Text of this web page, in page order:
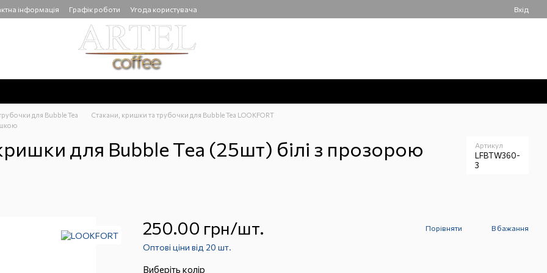
інформація Графік роботи Угода користувача Вхід
для Bubble Tea
Стакани, кришки та трубочки для Bubble Tea LOOKFORT
для Bubble Tea (25шт) білі з прозорою
Артикул
LFBTW360-
3
250.00 грн/шт. Порівняти В бажання
Оптові ціни від 20 шт.
Виберіть колір